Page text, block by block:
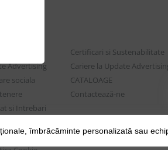
Advertising
sociala
si Intrebari
Tips&Tricks
Certificari si Sustenabilitate
Cariere la Update
CATALOAGE
Contactează-ne
îmbrăcăminte personalizată sau